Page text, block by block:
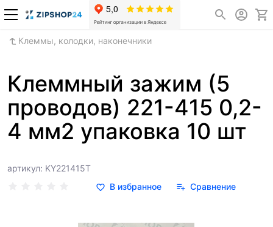
Клеммы, колодки, наконечники
Клеммный зажим (5
проводов) 221-415 0,2-
4 мм2 упаковка 10 шт
артикул: KY221415T
В избранное
Сравнение